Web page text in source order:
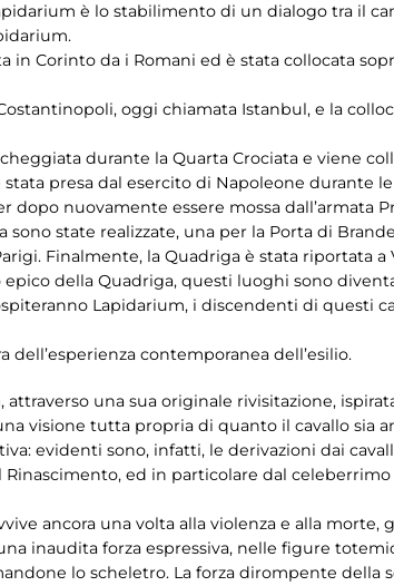
è lo stabilimento di un dialogo tra il
in Corinto da i Romani ed è stata collocata
oggi chiamata Istanbul, e la
durante la Quarta Crociata e viene
stata presa dal esercito di Napoleone durante
dopo nuovamente essere mossa dall’armata
state realizzate, una per la Porta di
Finalmente, la Quadriga è stata riportata
della Quadriga, questi luoghi sono
Lapidarium, i discendenti di questi
contemporanea dell’esilio.
una sua originale rivisitazione,
visione tutta propria di quanto il cavallo sia
evidenti sono, infatti, le derivazioni dai
ed in particolare dal
ancora una volta alla violenza e alla
inaudita forza espressiva, nelle figure
lo scheletro. La forza dirompente della